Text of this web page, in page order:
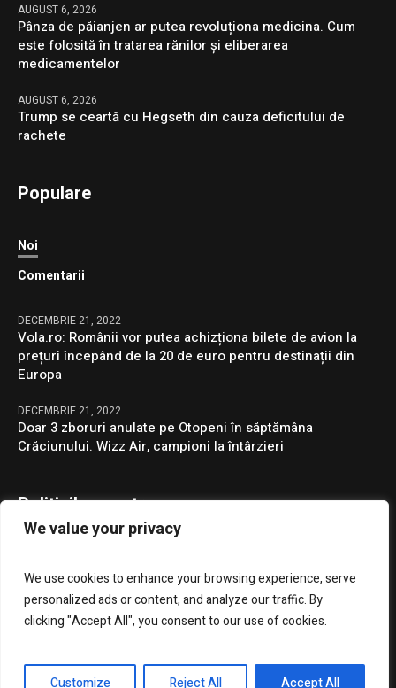
We value your privacy
We use cookies to enhance your browsing experience, serve
personalized ads or content, and analyze our traffic. By
clicking "Accept All", you consent to our use of cookies.
Customize Reject All Accept All
AUGUST 6, 2026
Pânza de păianjen ar putea revoluționa medicina. Cum
este folosită în tratarea rănilor și eliberarea
medicamentelor
AUGUST 6, 2026
Trump se ceartă cu Hegseth din cauza deficitului de
rachete
Populare
Noi
Comentarii
DECEMBRIE 21, 2022
Vola.ro: Românii vor putea achizționa bilete de avion la
prețuri începând de la 20 de euro pentru destinații din
Europa
DECEMBRIE 21, 2022
Doar 3 zboruri anulate pe Otopeni în săptămâna
Crăciunului. Wizz Air, campioni la întârzieri
Politicile noastre
GDPR